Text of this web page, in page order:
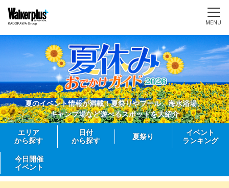
MENU
夏のイベント情報が満載！夏祭りやプール、海水浴場、
キャンプ場など遊べるスポットを大紹介
エリア
から探す
日付
から探す
夏祭り
イベント
ランキング
今日開催
イベント